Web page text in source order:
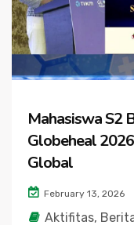
Mahasiswa S2
Globeheal
Global
February 13, 2026
Aktifitas,